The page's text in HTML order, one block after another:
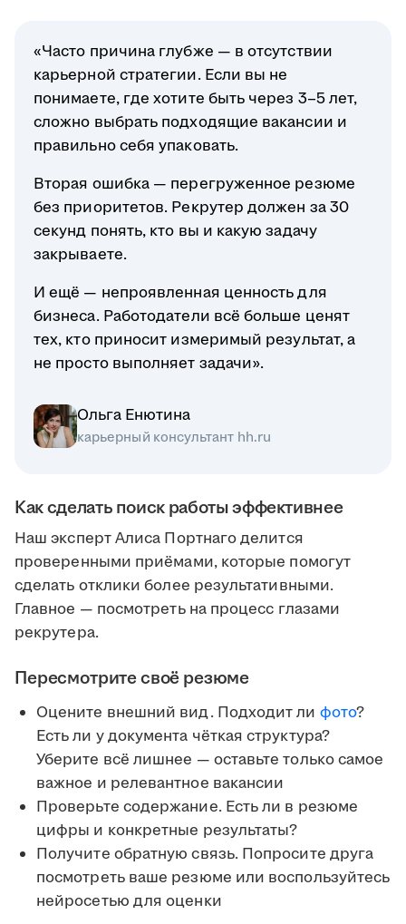
«Часто причина глубже — в отсутствии
карьерной стратегии. Если вы не
понимаете, где хотите быть через 3–5 лет,
сложно выбрать подходящие вакансии и
правильно себя упаковать.
Вторая ошибка — перегруженное резюме
без приоритетов. Рекрутер должен за 30
секунд понять, кто вы и какую задачу
закрываете.
И ещё — непроявленная ценность для
бизнеса. Работодатели всё больше ценят
тех, кто приносит измеримый результат, а
не просто выполняет задачи».
Ольга Енютина
карьерный консультант hh.ru
Как сделать поиск работы эффективнее
Наш эксперт Алиса Портнаго делится
проверенными приёмами, которые помогут
сделать отклики более результативными.
Главное — посмотреть на процесс глазами
рекрутера.
Пересмотрите своё резюме
Оцените внешний вид. Подходит ли фото?
Есть ли у документа чёткая структура?
Уберите всё лишнее — оставьте только самое
важное и релевантное вакансии
Проверьте содержание. Есть ли в резюме
цифры и конкретные результаты?
Получите обратную связь. Попросите друга
посмотреть ваше резюме или воспользуйтесь
нейросетью для оценки